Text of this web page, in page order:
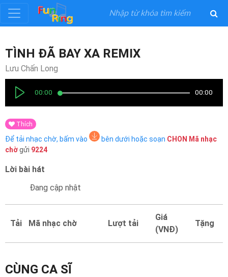
Đăng
ký
nhập
Thể
Loại
Nghệ
Mại
Dẫn
TÌNH ĐÃ BAY XA REMIX
Lưu Chấn Long
00:00 00:00
Thích
Để tải nhạc chờ, bấm vào bên dưới hoặc soạn CHON Mã nhạc
chờgửi 9224
Lời bài hát
Đang cập nhật
Tải Mã nhạc chờ Lượt tải
Giá
(VNĐ)
Tặng
CÙNG CA SĨ